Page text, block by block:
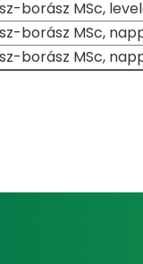
borász MSc,
borász MSc,
borász MSc,